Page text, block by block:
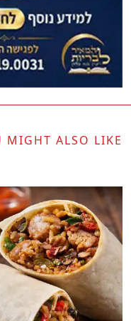
MIGHT ALSO LIKE